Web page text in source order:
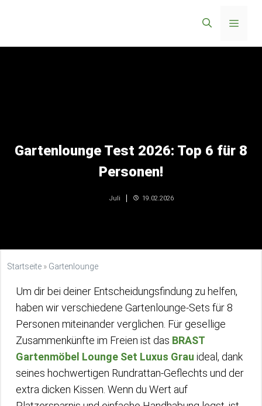
Menü
Gartenlounge Test 2026: Top 6 für 8
Personen!
Juli 19.02.2026
Startseite » Gartenlounge
Um dir bei deiner Entscheidungsfindung zu helfen,
haben wir verschiedene Gartenlounge-Sets für 8
Personen miteinander verglichen. Für gesellige
Zusammenkünfte im Freien ist das BRAST
Gartenmöbel Lounge Set Luxus Grau ideal, dank
seines hochwertigen Rundrattan-Geflechts und der
extra dicken Kissen. Wenn du Wert auf